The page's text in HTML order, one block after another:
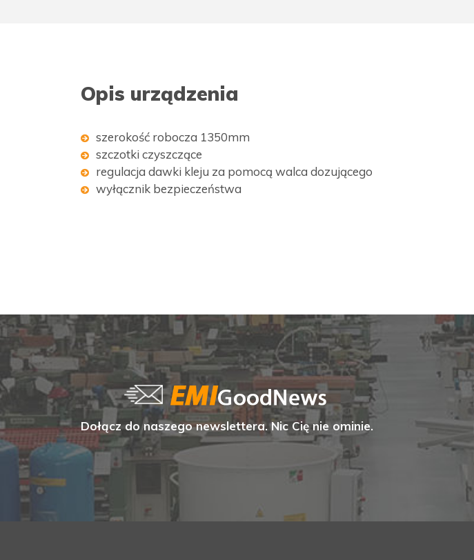
Opis urządzenia
szerokość robocza 1350mm
szczotki czyszczące
regulacja dawki kleju za pomocą walca dozującego
wyłącznik bezpieczeństwa
Dołącz do naszego newslettera. Nic Cię nie ominie.